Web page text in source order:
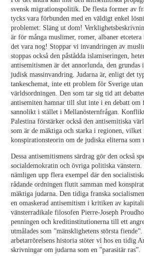
svensk migrationspolitik. De flesta former av
tycks vara förbunden med en väldigt enkel
problemet: Släng ut dom!
är för många muslimer, romer, albaner
det vara nog! Stoppar vi invandringen av
stoppas också den påstådda islamiseringen,
antisemitismen är det annorlunda, den
judisk massinvandring. Judarna är, enligt det
tankeschemat, inte ett problem för Sverige
världsordningen. Den som tar sig tid att
antisemiten hamnar till slut inte i en debatt
sannolikt i stället i Mellanösternfrågan.
Palestina förstärker också den antisemitiska
som är de mäktiga och starka i regionen, vilket
konspirationsteorin om de judiska eliterna som
Dessa antisemitismens särdrag gör den också
socialdemokratin och övriga politiska
nämligen upp flera exempel där den
rådande ordningen flutit samman med
mäktiga judarna. Den tidiga franska
en omaskerad antisemitism i kritiken av
vänsterradikale filosofen Pierre-Joseph
penningen och kreditinstitutionerna till ett
utmålades som ”mänsklighetens största
arbetarrörelsens historia stöter vi hos en tidig
skrivningar om judarna som en ”parasitär ras”.